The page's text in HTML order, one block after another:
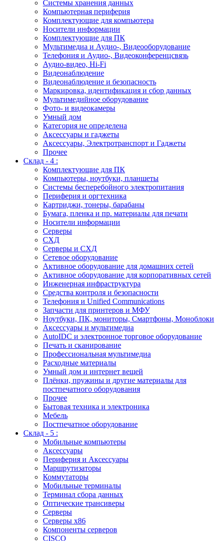
Системы хранения данных
Компьютерная периферия
Комплектующие для компьютера
Носители информации
Комплектующие для ПК
Мультимедиа и Аудио-, Видеооборудование
Телефония и Аудио-, Видеоконференцсвязь
Аудио-видео, Hi-Fi
Видеонаблюдение
Видеонаблюдение и безопасность
Маркировка, идентификация и сбор данных
Мультимедийное оборудование
Фото- и видеокамеры
Умный дом
Категория не определена
Аксессуары и гаджеты
Аксессуары, Электротранспорт и Гаджеты
Прочее
Склад - 4 :
Комплектующие для ПК
Компьютеры, ноутбуки, планшеты
Системы бесперебойного электропитания
Периферия и оргтехника
Картриджи, тонеры, барабаны
Бумага, пленка и пр. материалы для печати
Носители информации
Серверы
СХД
Серверы и СХД
Сетевое оборудование
Активное оборудование для домашних сетей
Активное оборудование для корпоративных сетей
Инженерная инфраструктура
Средства контроля и безопасности
Телефония и Unified Communications
Запчасти для принтеров и МФУ
Ноутбуки, ПК, мониторы, Смартфоны, Моноблоки
Аксессуары и мультимедиа
AutoIDC и электронное торговое оборудование
Печать и сканирование
Профессиональная мультимедиа
Расходные материалы
Умный дом и интернет вещей
Плёнки, пружины и другие материалы для
постпечатного оборудования
Прочее
Бытовая техника и электроника
Мебель
Постпечатное оборудование
Склад - 5 :
Мобильные компьютеры
Аксессуары
Периферия и Аксессуары
Маршрутизаторы
Коммутаторы
Мобильные терминалы
Терминал сбора данных
Оптические трансиверы
Серверы
Серверы x86
Компоненты серверов
CISCO